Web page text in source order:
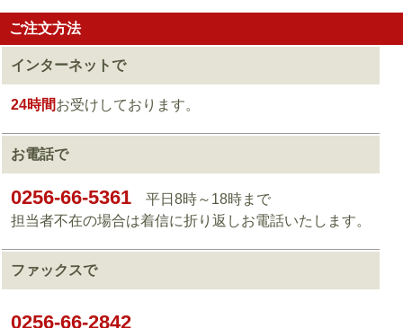
ご注文方法
インターネットで
24時間お受けしております。
お電話で
0256-66-5361 平日8時～18時まで
担当者不在の場合は着信に折り返しお電話いたします。
ファックスで
0256-66-2842